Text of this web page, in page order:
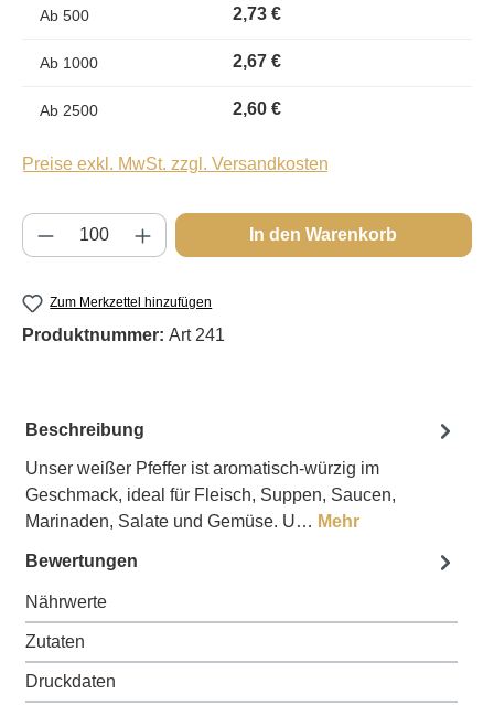
Ab 500 2,73 €
Ab 1000 2,67 €
Ab 2500 2,60 €
Preise exkl. MwSt. zzgl. Versandkosten
Produkt Anzahl: Gib den gewünschten
In den Warenkorb
Zum Merkzettel hinzufügen
Produktnummer: Art 241
Beschreibung
Unser weißer Pfeffer ist aromatisch-würzig im
Geschmack, ideal für Fleisch, Suppen, Saucen,
Marinaden, Salate und Gemüse. U… Mehr
Bewertungen
Nährwerte
Zutaten
Druckdaten